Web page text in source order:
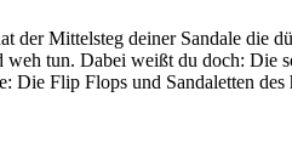
der Mittelsteg deiner Sandale die
tun. Dabei weißt du doch: Die
Die Flip Flops und Sandaletten